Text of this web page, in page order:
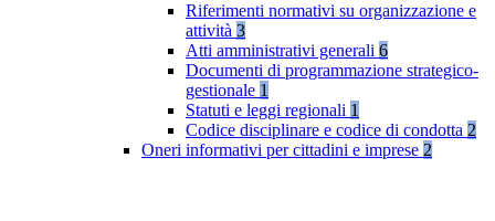
Riferimenti normativi su organizzazione e
attività 3
Atti amministrativi generali 6
Documenti di programmazione strategico-
gestionale 1
Statuti e leggi regionali 1
Codice disciplinare e codice di condotta 2
Oneri informativi per cittadini e imprese 2